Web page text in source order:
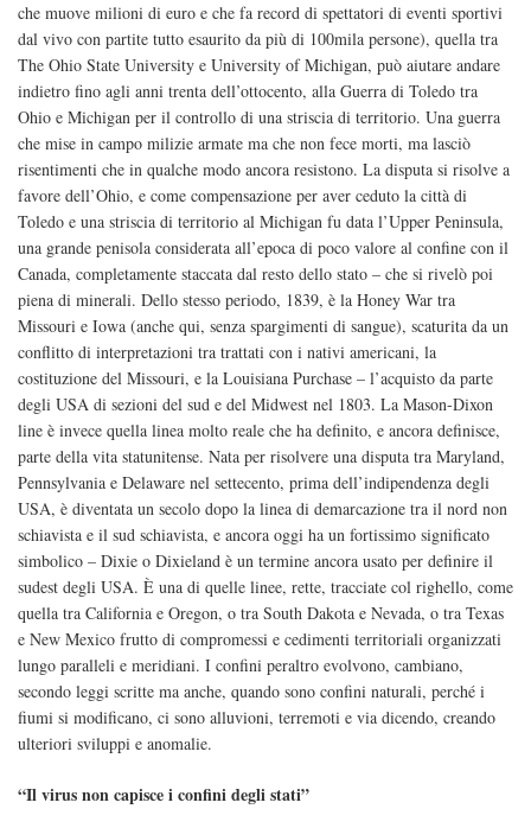
che muove milioni di euro e che fa record di spettatori di eventi sportivi
dal vivo con partite tutto esaurito da più di 100mila persone), quella tra
The Ohio State University e University of Michigan, può aiutare andare
indietro fino agli anni trenta dell’ottocento, alla Guerra di Toledo tra
Ohio e Michigan per il controllo di una striscia di territorio. Una guerra
che mise in campo milizie armate ma che non fece morti, ma lasciò
risentimenti che in qualche modo ancora resistono. La disputa si risolve a
favore dell’Ohio, e come compensazione per aver ceduto la città di
Toledo e una striscia di territorio al Michigan fu data l’Upper Peninsula,
una grande penisola considerata all’epoca di poco valore al confine con il
Canada, completamente staccata dal resto dello stato – che si rivelò poi
piena di minerali. Dello stesso periodo, 1839, è la Honey War tra
Missouri e Iowa (anche qui, senza spargimenti di sangue), scaturita da un
conflitto di interpretazioni tra trattati con i nativi americani, la
costituzione del Missouri, e la Louisiana Purchase – l’acquisto da parte
degli USA di sezioni del sud e del Midwest nel 1803. La Mason-Dixon
line è invece quella linea molto reale che ha definito, e ancora definisce,
parte della vita statunitense. Nata per risolvere una disputa tra Maryland,
Pennsylvania e Delaware nel settecento, prima dell’indipendenza degli
USA, è diventata un secolo dopo la linea di demarcazione tra il nord non
schiavista e il sud schiavista, e ancora oggi ha un fortissimo significato
simbolico – Dixie o Dixieland è un termine ancora usato per definire il
sudest degli USA. È una di quelle linee, rette, tracciate col righello, come
quella tra California e Oregon, o tra South Dakota e Nevada, o tra Texas
e New Mexico frutto di compromessi e cedimenti territoriali organizzati
lungo paralleli e meridiani. I confini peraltro evolvono, cambiano,
secondo leggi scritte ma anche, quando sono confini naturali, perché i
fiumi si modificano, ci sono alluvioni, terremoti e via dicendo, creando
ulteriori sviluppi e anomalie.
“Il virus non capisce i confini degli stati”